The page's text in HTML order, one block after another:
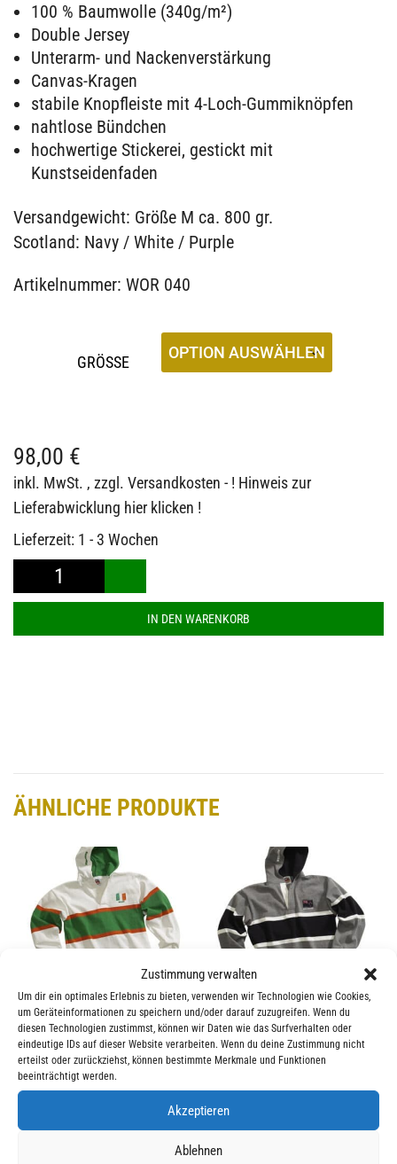
Zustimmung verwalten
Um dir ein optimales Erlebnis zu bieten, verwenden wir Technologien wie Cookies,
um Geräteinformationen zu speichern und/oder darauf zuzugreifen. Wenn du
diesen Technologien zustimmst, können wir Daten wie das Surfverhalten oder
eindeutige IDs auf dieser Website verarbeiten. Wenn du deine Zustimmung nicht
erteilst oder zurückziehst, können bestimmte Merkmale und Funktionen
beeinträchtigt werden.
Akzeptieren
Ablehnen
100 % Baumwolle (340g/m²)
Double Jersey
Unterarm- und Nackenverstärkung
Canvas-Kragen
stabile Knopfleiste mit 4-Loch-Gummiknöpfen
nahtlose Bündchen
hochwertige Stickerei, gestickt mit
Kunstseidenfaden
Versandgewicht: Größe M ca. 800 gr.
Scotland: Navy / White / Purple
Artikelnummer: WOR 040
GRÖSSE
98,00 €
inkl. MwSt. , zzgl. Versandkosten - ! Hinweis zur
Lieferabwicklung hier klicken !
Lieferzeit: 1 - 3 Wochen
BARBARIAN®
World
IN DEN WARENKORB
ÄHNLICHE PRODUKTE
BARBARIAN® WORLD
RUGBY HOODIE IRELAND
(WH)
Farbe: White / Orange / Kelly
BARBARIAN® WORLD
RUGBY HOODIE NEW
ZEALAND
98,00